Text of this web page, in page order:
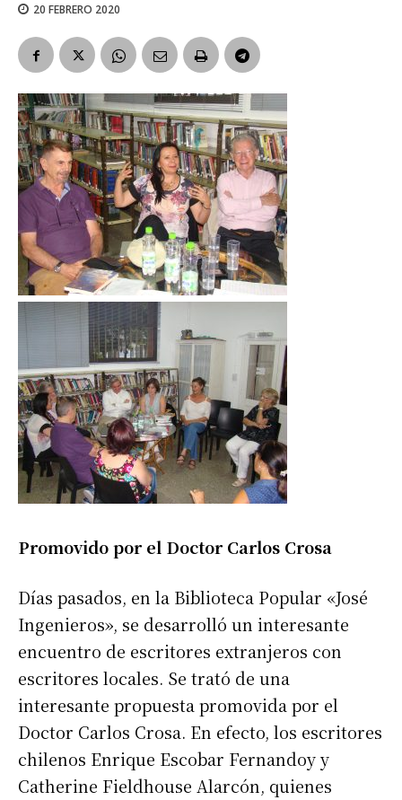
20 FEBRERO 2020
Promovido por el Doctor Carlos Crosa
Días pasados, en la Biblioteca Popular «José
Ingenieros», se desarrolló un interesante
encuentro de escritores extranjeros con
escritores locales. Se trató de una
interesante propuesta promovida por el
Doctor Carlos Crosa. En efecto, los escritores
chilenos Enrique Escobar Fernandoy y
Catherine Fieldhouse Alarcón, quienes